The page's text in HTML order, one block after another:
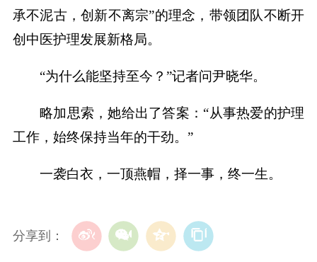
承不泥古，创新不离宗”的理念，带领团队不断开
创中医护理发展新格局。
“为什么能坚持至今？”记者问尹晓华。
略加思索，她给出了答案：“从事热爱的护理
工作，始终保持当年的干劲。”
一袭白衣，一顶燕帽，择一事，终一生。
分享到：